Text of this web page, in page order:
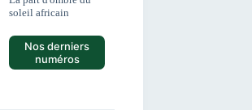
soleil africain
Nos derniers
numéros